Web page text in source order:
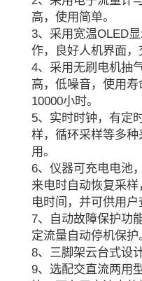
高，使用简单。
3、采用宽温OLED
作，良好人机界面，
4、采用无刷电机抽
高，低噪音，使用
10000小时。
5、实时时钟，有定
样，循环采样等多
用。
6、仪器可充电电池
来电时自动恢复采
电时间，并可供用户
7、自动故障保护功
定流量自动停机保护
8、三脚架云台式设
9、选配交直流两用